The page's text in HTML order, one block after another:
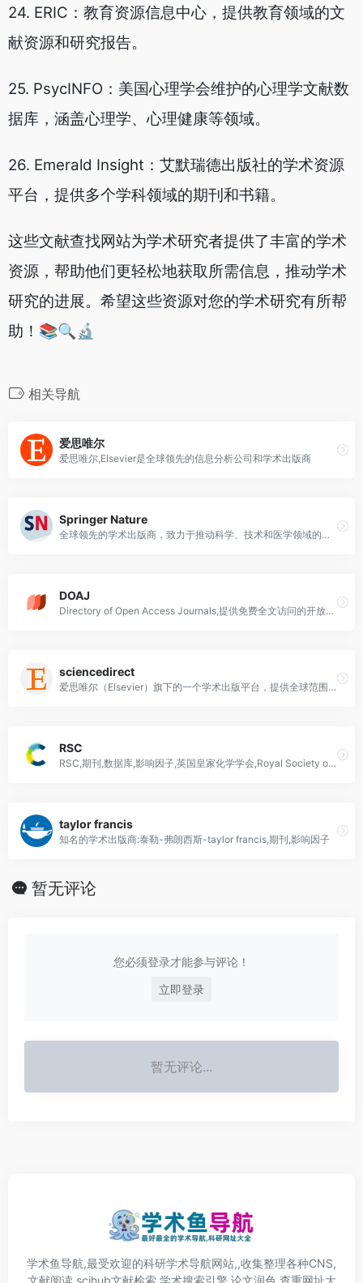
24. ERIC：教育资源信息中心，提供教育领域的文
献资源和研究报告。
25. PsycINFO：美国心理学会维护的心理学文献数
据库，涵盖心理学、心理健康等领域。
26. Emerald Insight：艾默瑞德出版社的学术资源
平台，提供多个学科领域的期刊和书籍。
这些文献查找网站为学术研究者提供了丰富的学术
资源，帮助他们更轻松地获取所需信息，推动学术
研究的进展。希望这些资源对您的学术研究有所帮
助！📚🔍🔬
相关导航
爱思唯尔
爱思唯尔,Elsevier是全球领先的信息分析公司和学术出版商
Springer Nature
全球领先的学术出版商，致力于推动科学、技术和医学领域的知识发现和传播
DOAJ
Directory of Open Access Journals,提供免费全文访问的开放获取科学和学术期刊,致力于确保质量和同行评审
sciencedirect
爱思唯尔（Elsevier）旗下的一个学术出版平台，提供全球范围内的科学、技术、医学和社会科学领域的学术期刊和图书内容。
RSC
RSC,期刊,数据库,影响因子,英国皇家化学学会,Royal Society of Chemistry
taylor francis
知名的学术出版商:泰勒-弗朗西斯-taylor francis,期刊,影响因子
暂无评论
您必须登录才能参与评论！
立即登录
暂无评论...
学术鱼导航,最受欢迎的科研学术导航网站,,收集整理各种CNS,
文献阅读,scihub文献检索,学术搜索引擎,论文润色,查重网址大